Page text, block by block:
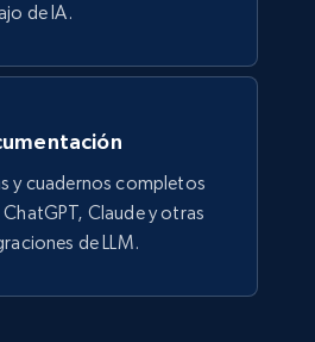
seller id, Seller name, Seller
Seller phone, Seller
de IA.
y cuadernos completos
ChatGPT, Claude y otras
de LLM.